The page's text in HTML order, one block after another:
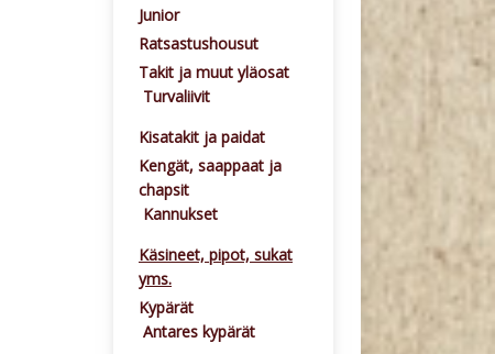
Junior
Ratsastushousut
Takit ja muut yläosat
Turvaliivit
Kisatakit ja paidat
Kengät, saappaat ja
chapsit
Kannukset
Käsineet, pipot, sukat
yms.
Kypärät
Antares kypärät